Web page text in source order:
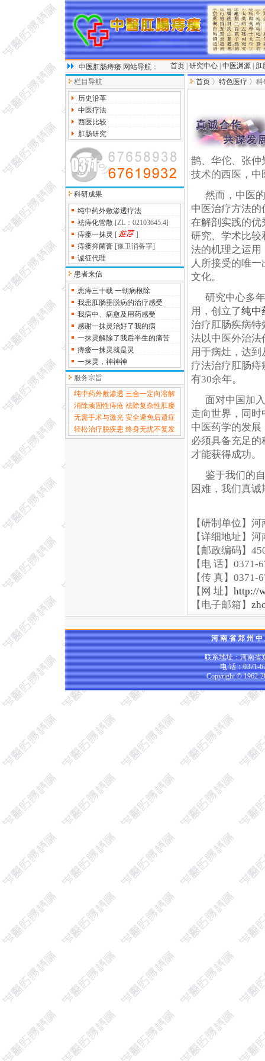
中医肛肠痔瘘 网站导航 ： 首页 研究中心 中医渊源
肛
栏目导航
历史沿革
中医疗法
西医比较
肛肠研究
科研成果
纯中药外敷渗透疗法
祛痔化管散 [ZL：02103645.4]
痔瘘一抹灵 [
]
痔瘘抑菌膏 [豫卫消备字]
诚征代理
患者来信
患痔三十载 一朝病根除
我患肛肠垂脱病的治疗感受
我病中、病愈及用药感受
感谢一抹灵治好了我的病
一抹灵解除了我后半生的痛苦
痔瘘一抹灵就是灵
一抹灵，神神神
服务宗旨
纯中药外敷渗透 三合一定向溶解
消除顽固性痔疮 祛除复杂性肛瘘
无需手术与激光 安全避免后遗症
轻松治疗脱疾患 终身无忧不复发
首页 〉 特色医疗 〉
鹊、华佗、张仲
技术的西医，中
然而，中医
中医治疗方法
在解剖实践的优
研究、学术比较
法的机理之运用
人所接受的唯
文化。
研究中心多
用，创立了纯中
治疗肛肠疾病特
法以中医外治法
用于病灶，达
疗法治疗肛肠痔
有30余年。
面对中国加
走向世界，同
中医药学的发
必须具备充足
才能获得成功。
鉴于我们的
困难，我们真
【研制单位】
【详细地址】
【邮政编码】
【电 话】0371-
【传 真】0371-
【网 址】 http://
【电子邮箱】
河 南 省 郑 州 中
联系地址：河南省
电 话：0371-
Copyright © 1962-